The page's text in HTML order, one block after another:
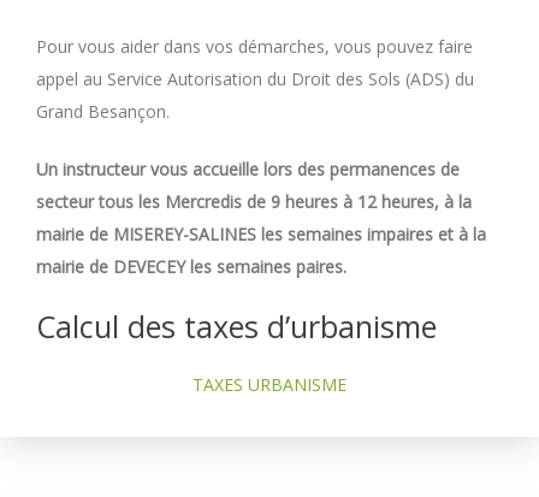
Pour vous aider dans vos démarches, vous pouvez faire
appel au Service Autorisation du Droit des Sols (ADS) du
Grand Besançon.
Un instructeur vous accueille lors des permanences de
secteur tous les Mercredis de 9 heures à 12 heures, à la
mairie de MISEREY-SALINES les semaines impaires et à la
mairie de DEVECEY les semaines paires.
Calcul des taxes d’urbanisme
TAXES URBANISME